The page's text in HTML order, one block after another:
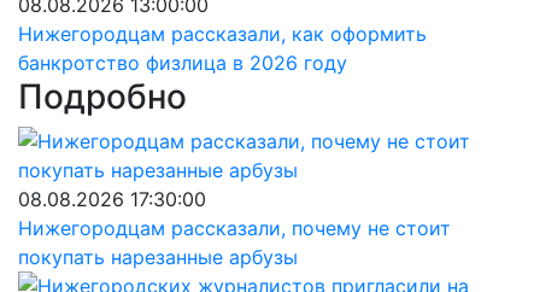
Нижегородцам рассказали, как оформить
банкротство физлица в 2026 году
Подробно
08.08.2026 17:30:00
Нижегородцам рассказали, почему не стоит
покупать нарезанные арбузы